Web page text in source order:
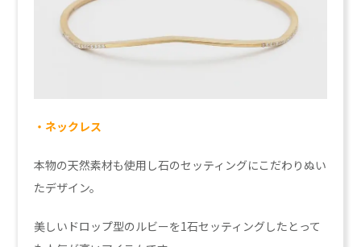
・ネックレス
本物の天然素材も使用し石のセッティングにこだわりぬい
たデザイン。
美しいドロップ型のルビーを1石セッティングしたとって